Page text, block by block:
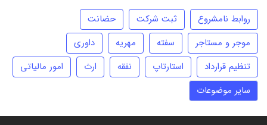
روابط نامشروع ثبت شرکت
حضانت
موجر و مستاجر
سفته مهریه
داوری
تنظیم قرارداد
استارتاپ نفقه ارث
امور مالیاتی
سایر موضوعات